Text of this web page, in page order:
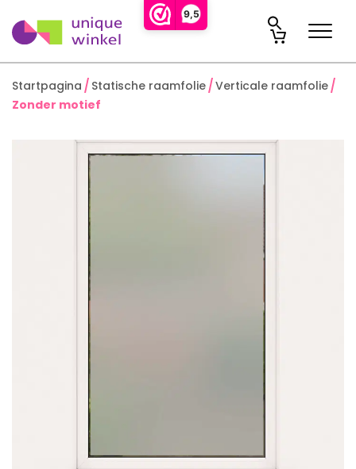
9,5
Startpagina Statische raamfolie Verticale raamfolie
Zonder motief